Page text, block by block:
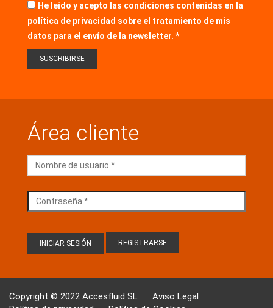
He leído y acepto las condiciones contenidas en la
política de privacidad sobre el tratamiento de mis
datos para el envío de la newsletter.
Área cliente
REGISTRARSE
Copyright © 2022 Accesfluid SL
Aviso Legal